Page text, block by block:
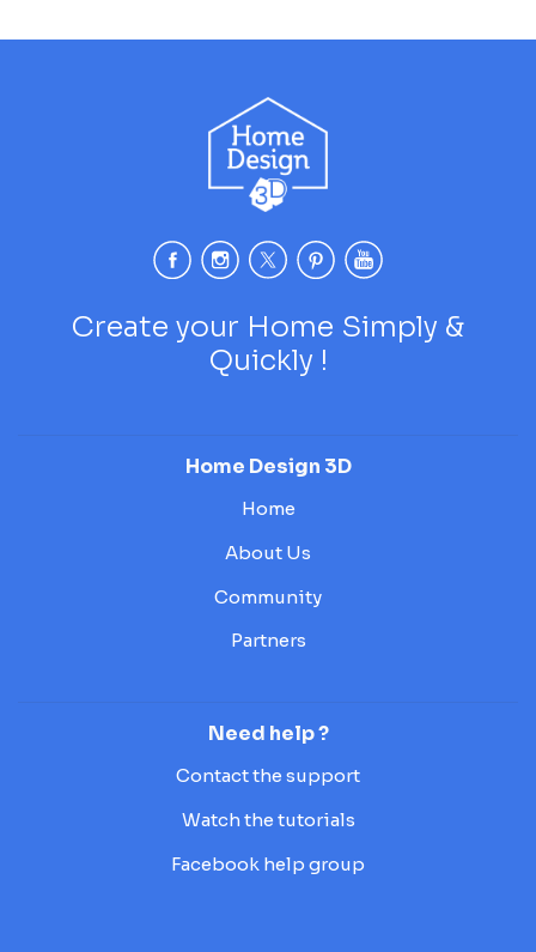
Create your Home Simply &
Quickly !
Home Design 3D
Home
About Us
Community
Partners
Need help ?
Contact the support
Watch the tutorials
Facebook help group